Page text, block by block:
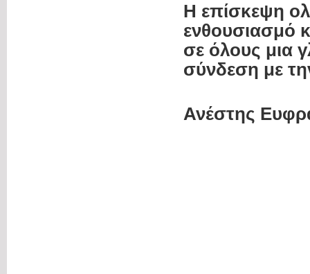
Η επίσκεψη
ενθουσιασμό
σε όλους μια
σύνδεση με
Ανέστης